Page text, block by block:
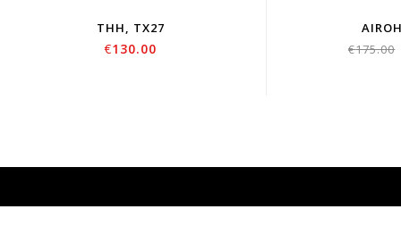
THH, TX27
€130.00
€175.00